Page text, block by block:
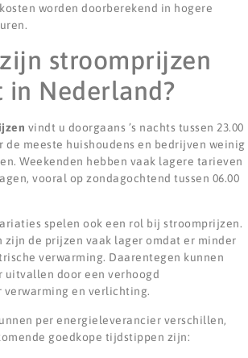
worden doorberekend in hogere
stroomprijzen
in Nederland?
vindt u doorgaans ’s nachts tussen 23.00
de meeste huishoudens en bedrijven weinig
Weekenden hebben vaak lagere tarieven
vooral op zondagochtend tussen 06.00
spelen ook een rol bij stroomprijzen.
zijn de prijzen vaak lager omdat er minder
verwarming. Daarentegen kunnen
door een verhoogd
en verlichting.
per energieleverancier verschillen,
goedkope tijdstippen zijn: